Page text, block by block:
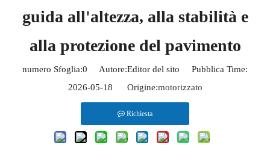
guida all'altezza, alla stabilità e
alla protezione del pavimento
numero Sfoglia:0 Autore:Editor del sito Pubblica Time:
2026-05-18 Origine:motorizzato
Richiesta